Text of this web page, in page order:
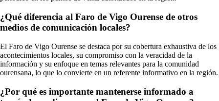
¿Qué diferencia al Faro de Vigo Ourense de otros
medios de comunicación locales?
El Faro de Vigo Ourense se destaca por su cobertura exhaustiva de los
acontecimientos locales, su compromiso con la veracidad de la
información y su enfoque en temas relevantes para la comunidad
ourensana, lo que lo convierte en un referente informativo en la región.
¿Por qué es importante mantenerse informado a